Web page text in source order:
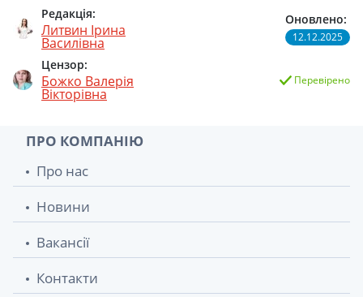
Редакція:
Литвин Ірина
Василівна
Цензор:
Божко Валерія
Вікторівна
Оновлено:
12.12.2025
Перевірено
ПРО КОМПАНІЮ
Про нас
Новини
Вакансії
Контакти